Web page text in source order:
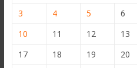
3
4 5 6
10
11 12 13
17
18 19 20